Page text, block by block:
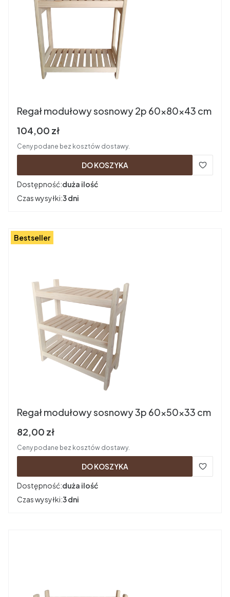
Regał modułowy sosnowy 2p 60x80x43 cm
Cena brutto
104,00 zł
Ceny podane bez kosztów dostawy.
DO KOSZYKA
Dostępność:duża ilość
Czas wysyłki:3 dni
Bestseller
Regał modułowy sosnowy 3p 60x50x33 cm
Cena brutto
82,00 zł
Ceny podane bez kosztów dostawy.
DO KOSZYKA
Dostępność:duża ilość
Czas wysyłki:3 dni